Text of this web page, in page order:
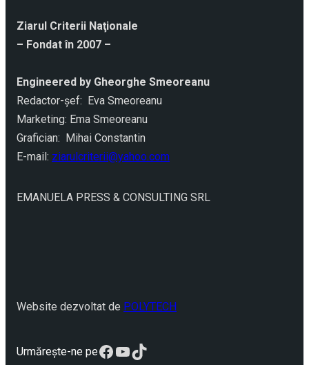
Ziarul Criterii Naţionale
– Fondat în 2007 –
Engineered by Gheorghe Smeoreanu
Redactor-şef: Eva Smeoreanu
Marketing: Ema Smeoreanu
Grafician: Mihai Constantin
E-mail: ziarulcriterii@yahoo.com
EMANUELA PRESS & CONSULTING SRL
Website dezvoltat de POLYTECH
Urmărește-ne peFacebook
YouTube
TikTok